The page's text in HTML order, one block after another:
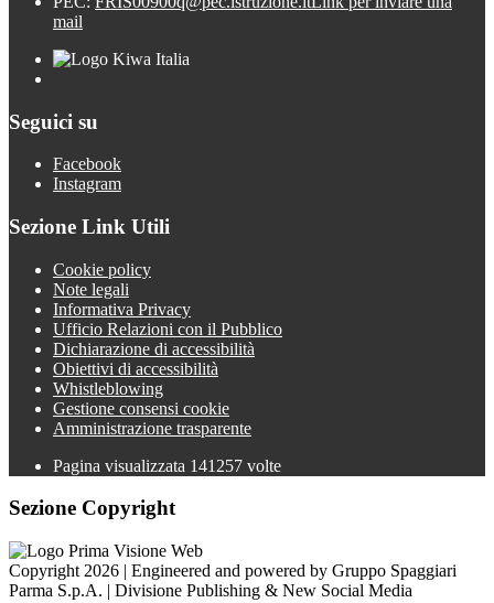
mail
Seguici su
Facebook
Instagram
Sezione Link Utili
Cookie policy
Note legali
Informativa Privacy
Ufficio Relazioni con il Pubblico
Dichiarazione di accessibilità
Obiettivi di accessibilità
Whistleblowing
Gestione consensi cookie
Amministrazione trasparente
Pagina visualizzata 141257 volte
Sezione Copyright
Copyright 2026 | Engineered and powered by Gruppo Spaggiari
Parma S.p.A. | Divisione Publishing & New Social Media